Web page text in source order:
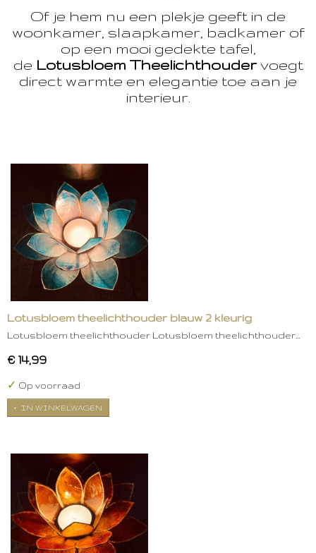
Of je hem nu een plekje geeft in de
woonkamer, slaapkamer, badkamer of
op een mooi gedekte tafel,
de Lotusbloem Theelichthoudervoegt
direct warmte en elegantie toe aan je
interieur.
Lotusbloem theelichthouder blauw 2 kleurig
Lotusbloem theelichthouder Lotusbloem theelichthouder…
€ 14,99
✓ Op voorraad
IN WINKELWAGEN